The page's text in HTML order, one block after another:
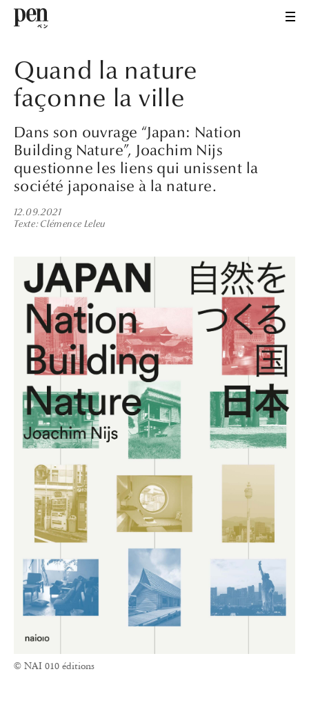
Quand la nature
façonne la ville
Dans son ouvrage “Japan: Nation
Building Nature”, Joachim Nijs
questionne les liens qui unissent la
société japonaise à la nature.
12.09.2021
Texte Clémence Leleu
© NAI 010 éditions